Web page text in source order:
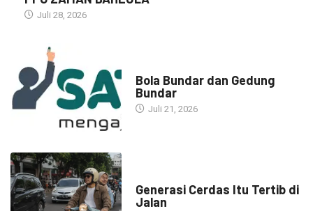
Juli 28, 2026
Bola Bundar dan Gedung
Bundar
Juli 21, 2026
Generasi Cerdas Itu Tertib di
Jalan